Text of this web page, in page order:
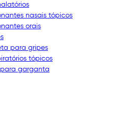
nasais tópicos
orais
para gripes
tópicos
garganta